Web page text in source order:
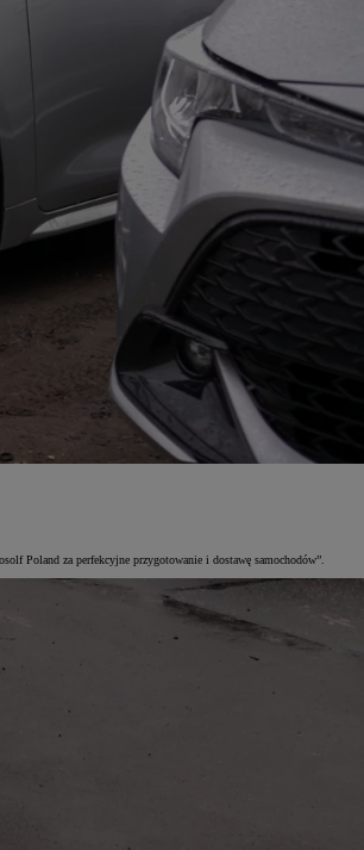
Poland za perfekcyjne przygotowanie i dostawę samochodów”.